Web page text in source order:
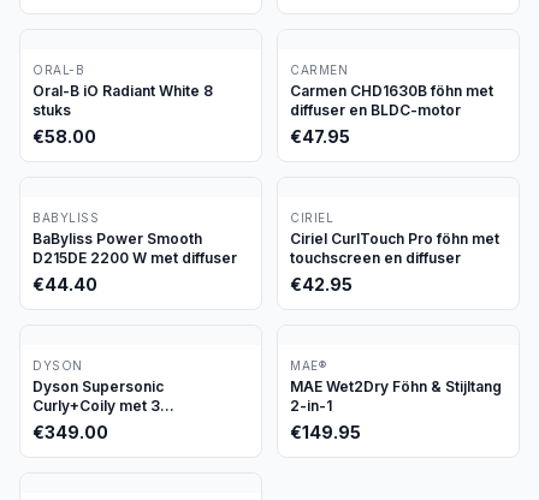
ORAL-B
Oral-B iO Radiant White 8
stuks
€58.00
CARMEN
Carmen CHD1630B föhn met
diffuser en BLDC-motor
€47.95
BABYLISS
BaByliss Power Smooth
D215DE 2200 W met diffuser
€44.40
CIRIEL
Ciriel CurlTouch Pro föhn met
touchscreen en diffuser
€42.95
DYSON
Dyson Supersonic
Curly+Coily met 3
opzetstukken
€349.00
MAE®
MAE Wet2Dry Föhn & Stijltang
2-in-1
€149.95